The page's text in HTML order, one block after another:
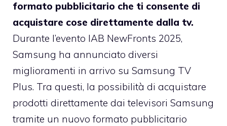
formato pubblicitario che ti consente di
acquistare cose direttamente dalla tv.
Durante l’evento IAB NewFronts 2025,
Samsung ha annunciato diversi
miglioramenti in arrivo su Samsung TV
Plus. Tra questi, la possibilità di acquistare
prodotti direttamente dai televisori Samsung
tramite un nuovo formato pubblicitario